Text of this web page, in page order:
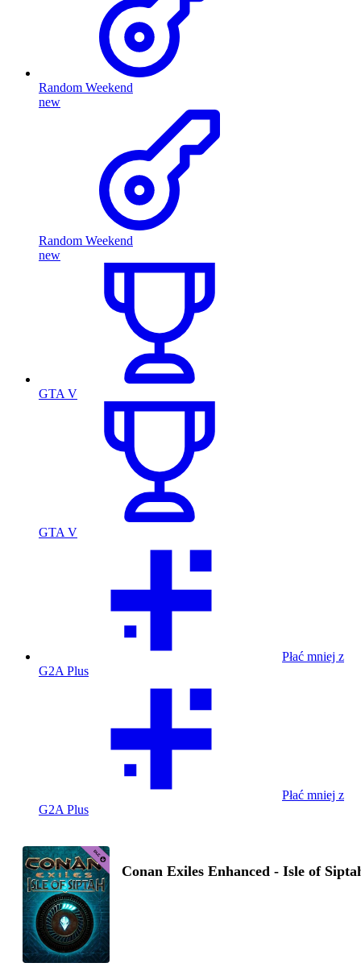
Random Weekend
new
Random Weekend
new
GTA V
GTA V
Płać mniej z
G2A Plus
Płać mniej z
G2A Plus
Conan Exiles Enhanced - Isle of